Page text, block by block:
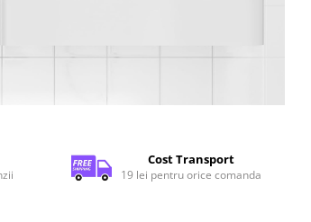
Cost Transport
19 lei pentru orice comanda